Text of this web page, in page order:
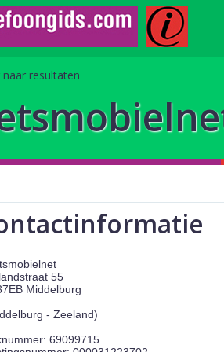
resultaten
55
Middelburg
- Zeeland)
69099715